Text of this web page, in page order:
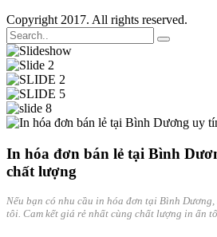
Copyright 2017. All rights reserved.
In hóa đơn bán lẻ tại Bình
chất lượng
Nếu bạn có nhu cầu in hóa đơn tại Bình
tôi. Cam kết giá rẻ nhất cùng chất lượng in ấn